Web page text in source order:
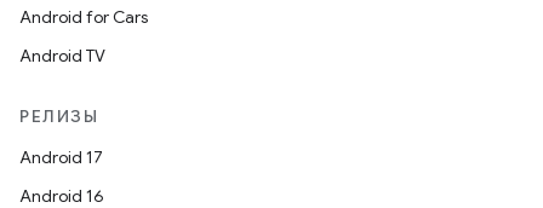
Android for Cars
Android TV
РЕЛИЗЫ
Android 17
Android 16